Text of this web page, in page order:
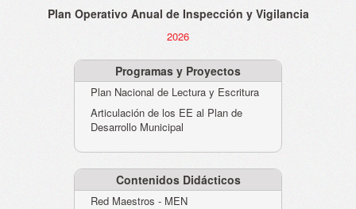
Plan Operativo Anual de Inspección y Vigilancia
2026
Programas y Proyectos
Plan Nacional de Lectura y Escritura
Articulación de los EE al Plan de
Desarrollo Municipal
Contenidos Didácticos
Red Maestros - MEN